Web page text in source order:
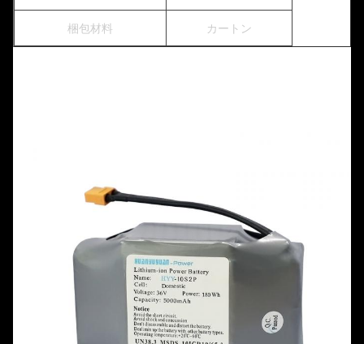
梱包材料 カートン